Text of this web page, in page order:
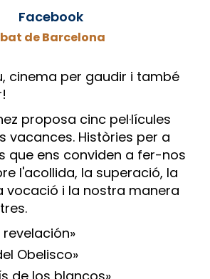
Facebook
de Barcelona
cinema per gaudir i també
proposa cinc pel·lícules
vacances. Històries per a
que ens conviden a fer-nos
l'acollida, la superació, la
vocació i la nostra manera
revelación»
Obelisco»